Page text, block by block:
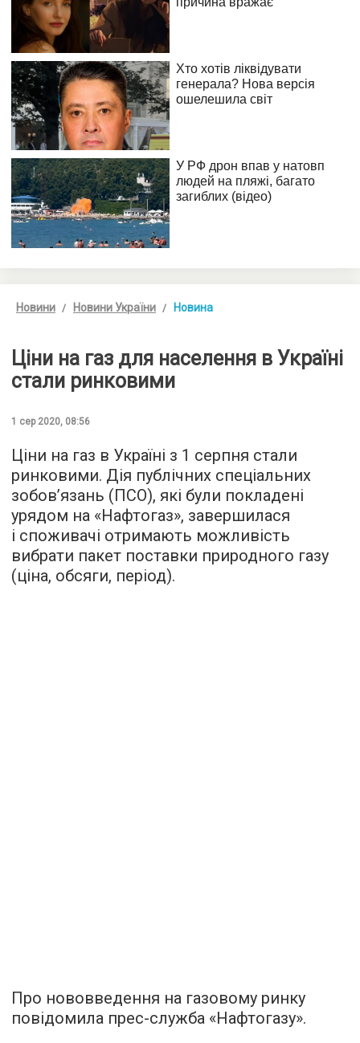
Новини Новини України Новина
Ціни на газ для населення в Україні
стали ринковими
1 сер 2020, 08:56
Ціни на газ в Україні з 1 серпня стали
ринковими. Дія публічних спеціальних
зобов’язань (ПСО), які були покладені
урядом на «Нафтогаз», завершилася
і споживачі отримають можливість
вибрати пакет поставки природного газу
(ціна, обсяги, період).
Про нововведення на газовому ринку
повідомила прес-служба «Нафтогазу».